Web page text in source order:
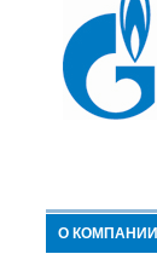
О КОМПАНИИ